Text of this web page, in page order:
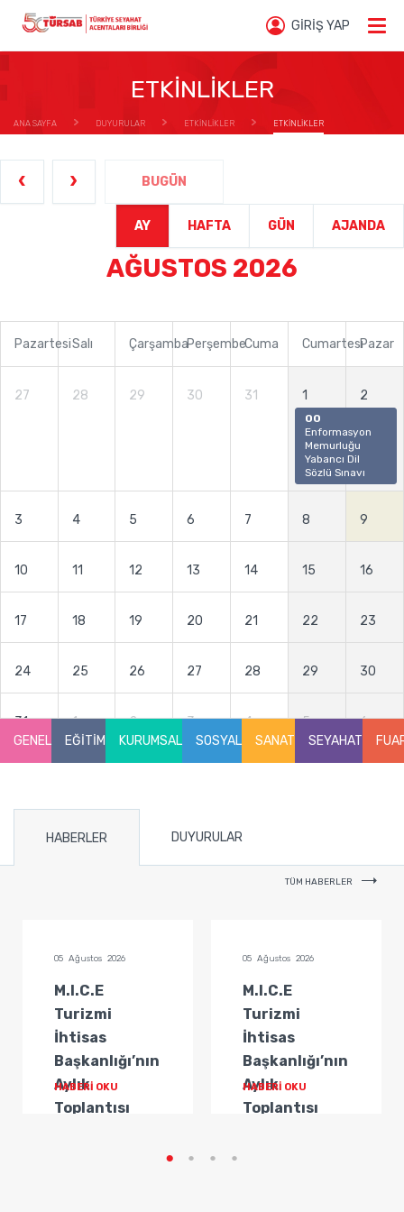
GİRİŞ YAP
ETKİNLİKLER
ANA SAYFA DUYURULAR ETKİNLİKLER ETKİNLİKLER
BUGÜN
AY HAFTA GÜN AJANDA
AĞUSTOS 2026
PazartesiSalı ÇarşambaPerşembeCuma CumartesiPazar
27 28 29 30 31 1 2
00
Enformasyon
Memurluğu
Yabancı Dil
Sözlü Sınavı
3 4 5 6 7 8 9
10 11 12 13 14 15 16
17 18 19 20 21 22 23
24 25 26 27 28 29 30
31 1 2 3 4 5
6
GENEL
EĞİTİM KURUMSAL SOSYAL SANAT SEYAHAT
HABERLER DUYURULAR
TÜM HABERLER
05 Ağustos 2026
M.I.C.E
Turizmi
İhtisas
Başkanlığı’nın
Aylık
Toplantısı
HABERİ OKU
05 Ağustos 2026
M.I.C.E
Turizmi
İhtisas
Başkanlığı’nın
Aylık
Toplantısı
HABERİ OKU